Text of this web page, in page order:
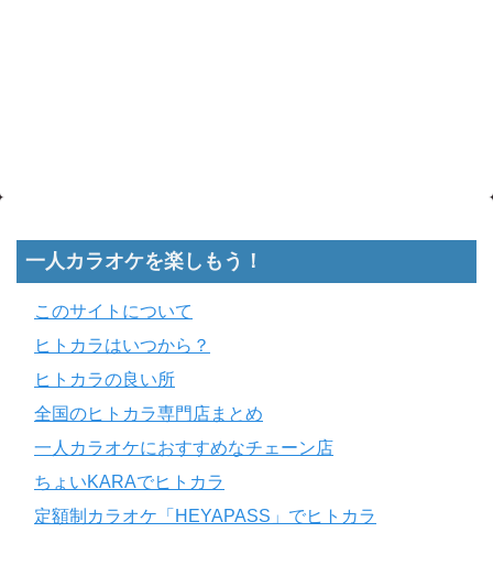
一人カラオケを楽しもう！
このサイトについて
ヒトカラはいつから？
ヒトカラの良い所
全国のヒトカラ専門店まとめ
一人カラオケにおすすめなチェーン店
ちょいKARAでヒトカラ
定額制カラオケ「HEYAPASS」でヒトカラ